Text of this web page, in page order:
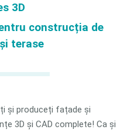
3D
construcția de
terase
și produceți fațade și
3D și CAD complete! Ca și